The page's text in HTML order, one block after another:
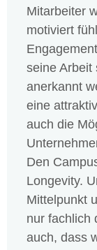
Mitarbeiter
motiviert
seine Arbeit
anerkannt
eine
auch die
Den
Longevity.
Mittelpunkt
nur fachlich
auch, dass